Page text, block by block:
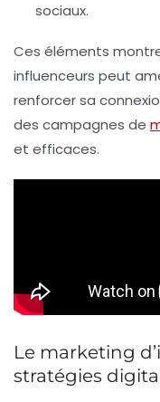
sociaux.
Ces éléments
influenceurs peut
renforcer sa
des campagnes de
et efficaces.
Le marketing
stratégies